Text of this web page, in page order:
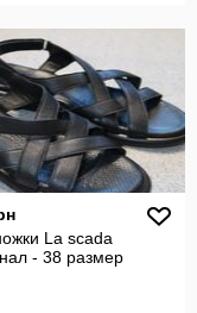
La scada
- 38 размер